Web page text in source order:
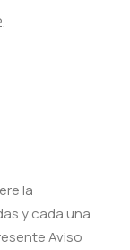
la
y cada una
Aviso